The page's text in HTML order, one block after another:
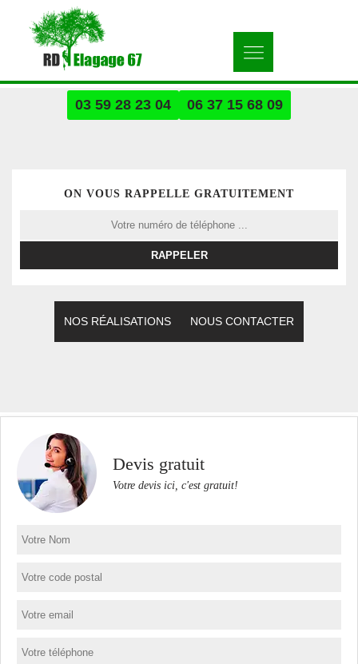
03 59 28 23 04 06 37 15 68 09
ON VOUS RAPPELLE GRATUITEMENT
NOS RÉALISATIONS NOUS CONTACTER
Devis gratuit
Votre devis ici, c'est gratuit!